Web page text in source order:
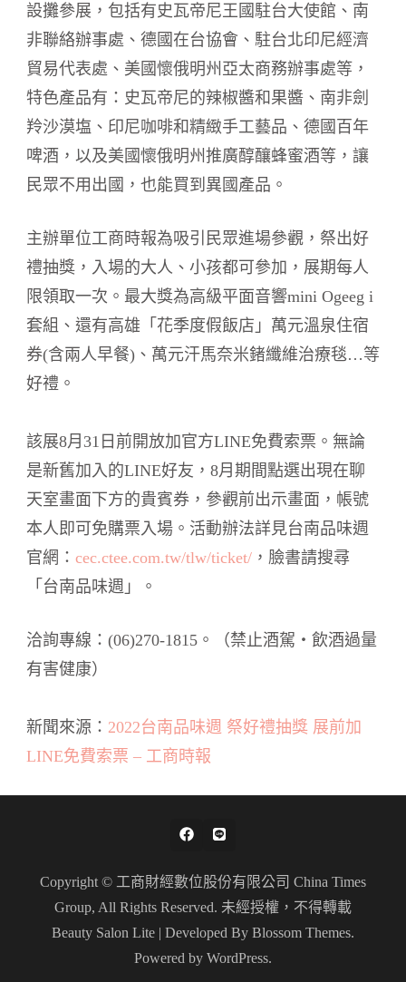
設攤參展，包括有史瓦帝尼王國駐台大使館、南
非聯絡辦事處、德國在台協會、駐台北印尼經濟
貿易代表處、美國懷俄明州亞太商務辦事處等，
特色產品有：史瓦帝尼的辣椒醬和果醬、南非劍
羚沙漠塩、印尼咖啡和精緻手工藝品、德國百年
啤酒，以及美國懷俄明州推廣醇釀蜂蜜酒等，讓
民眾不用出國，也能買到異國產品。
主辦單位工商時報為吸引民眾進場參觀，祭出好
禮抽獎，入場的大人、小孩都可參加，展期每人
限領取一次。最大獎為高級平面音響mini Ogeeg i
套組、還有高雄「花季度假飯店」萬元溫泉住宿
券(含兩人早餐)、萬元汗馬奈米鍺纖維治療毯…等
好禮。
該展8月31日前開放加官方LINE免費索票。無論
是新舊加入的LINE好友，8月期間點選出現在聊
天室畫面下方的貴賓券，參觀前出示畫面，帳號
本人即可免購票入場。活動辦法詳見台南品味週
官網： cec.ctee.com.tw/tlw/ticket/ ，臉書請搜尋
「台南品味週」。
洽詢專線：(06)270-1815。（禁止酒駕‧飲酒過量
有害健康）
新聞來源： 2022台南品味週 祭好禮抽獎 展前加
LINE免費索票 – 工商時報
Copyright © 工商財經數位股份有限公司 China Times
Group, All Rights Reserved. 未經授權，不得轉載
Beauty Salon Lite | Developed By Blossom Themes.
Powered by WordPress.